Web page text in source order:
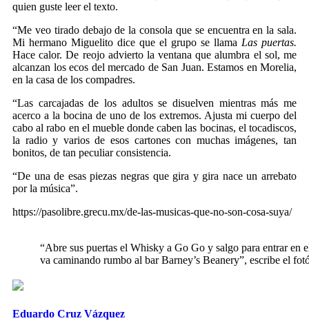
quien guste leer el texto.
“Me veo tirado debajo de la consola que se encuentra en la sala.
Mi hermano Miguelito dice que el grupo se llama Las puertas.
Hace calor. De reojo advierto la ventana que alumbra el sol, me
alcanzan los ecos del mercado de San Juan. Estamos en Morelia,
en la casa de los compadres.
“Las carcajadas de los adultos se disuelven mientras más me
acerco a la bocina de uno de los extremos. Ajusta mi cuerpo del
cabo al rabo en el mueble donde caben las bocinas, el tocadiscos,
la radio y varios de esos cartones con muchas imágenes, tan
bonitos, de tan peculiar consistencia.
“De una de esas piezas negras que gira y gira nace un arrebato
por la música”.
https://pasolibre.grecu.mx/de-las-musicas-que-no-son-cosa-suya/
“Abre sus puertas el Whisky a Go Go y salgo para entrar en
va caminando rumbo al bar Barney’s Beanery”, escribe el
Eduardo Cruz Vázquez